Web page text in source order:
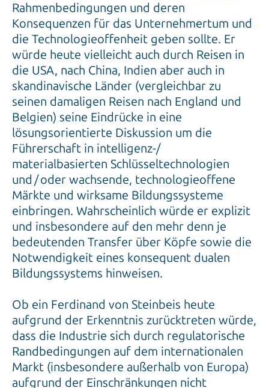
Rahmenbedingungen und deren
Konsequenzen für das Unternehmertum und
die Technologieoffenheit geben sollte. Er
würde heute vielleicht auch durch Reisen in
die USA, nach China, Indien aber auch in
skandinavische Länder (vergleichbar zu
seinen damaligen Reisen nach England und
Belgien) seine Eindrücke in eine
lösungsorientierte Diskussion um die
Führerschaft in intelligenz-/
materialbasierten Schlüsseltechnologien
und / oder wachsende, technologieoffene
Märkte und wirksame Bildungssysteme
einbringen. Wahrscheinlich würde er explizit
und insbesondere auf den mehr denn je
bedeutenden Transfer über Köpfe sowie die
Notwendigkeit eines konsequent dualen
Bildungssystems hinweisen.
Ob ein Ferdinand von Steinbeis heute
aufgrund der Erkenntnis zurücktreten würde,
dass die Industrie sich durch regulatorische
Randbedingungen auf dem internationalen
Markt (insbesondere außerhalb von Europa)
aufgrund der Einschränkungen nicht